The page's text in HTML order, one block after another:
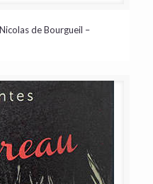
de Bourgueil –